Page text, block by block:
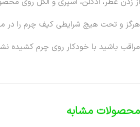
هرگز و تحت هیچ شرایطی کیف چرم را در
مراقب باشید با خودکار روی چرم کشیده
محصولات مشابه